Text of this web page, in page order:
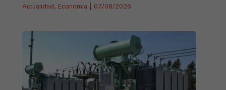
Actualidad, Economía 07/08/2026